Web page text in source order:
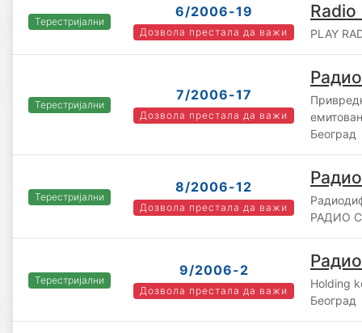
Терестријални
6/2006-19
Дозвола престала да важи
Radio
PLAY
Терестријални
7/2006-17
Дозвола престала да важи
Београд
Терестријални
8/2006-12
Дозвола престала да важи
РАДИО С
Терестријални
9/2006-2
Дозвола престала да важи
Holding
Београд